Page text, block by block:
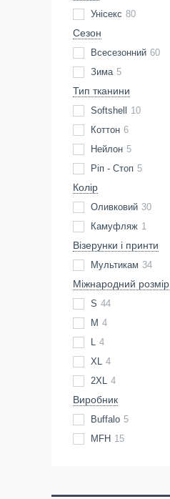
Унісекс 80
Сезон
Всесезонний 60
Зима 5
Тип тканини
Softshell
10
Коттон 6
Нейлон 5
Ріп - Стоп 5
Колір
Оливковий 30
Камуфляж 1
Візерунки і принти
Мультикам 34
Міжнародний розмір
S 44
M 4
L 4
XL 4
2XL 4
Виробник
Buffalo 5
MFH 15